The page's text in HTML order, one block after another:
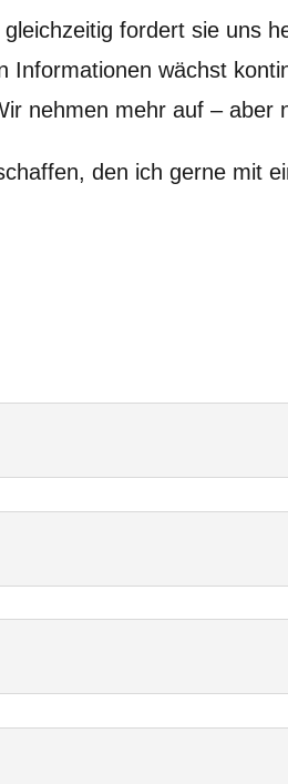
fordert sie uns
wächst
nehmen mehr auf – aber
den ich gerne mit